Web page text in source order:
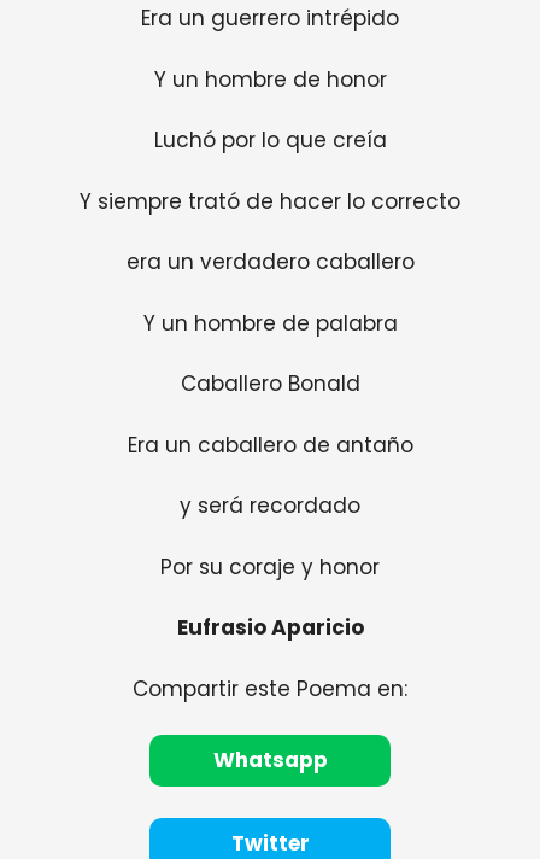
Era un guerrero intrépido
Y un hombre de honor
Luchó por lo que creía
Y siempre trató de hacer lo correcto
era un verdadero caballero
Y un hombre de palabra
Caballero Bonald
Era un caballero de antaño
y será recordado
Por su coraje y honor
Eufrasio Aparicio
Compartir este Poema en:
Whatsapp
Twitter